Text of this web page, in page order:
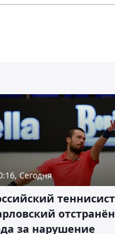
Сегодня
теннисист
за нарушение